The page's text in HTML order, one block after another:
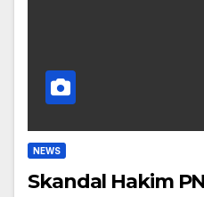
NEWS
Skandal Hakim